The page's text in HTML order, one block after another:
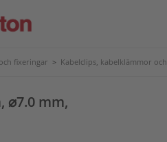
fixeringar > Kabelclips, kabelklämmor
⌀7.0 mm,